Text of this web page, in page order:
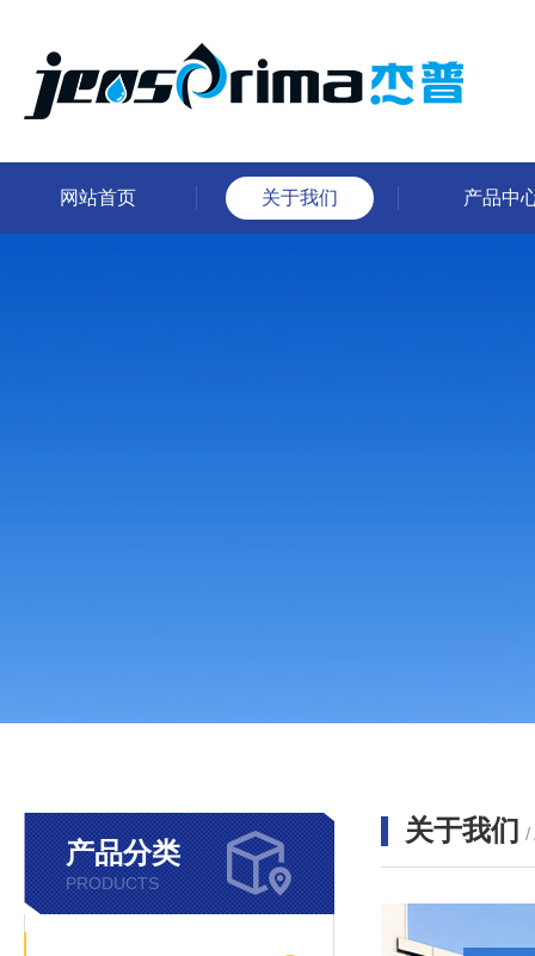
网站首页 关于我们 产品中
产品分类
PRODUCTS
关于我们 /